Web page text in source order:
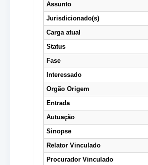
Assunto
Jurisdicionado(s)
Carga atual
Status
Fase
Interessado
Orgão Origem
Entrada
Autuação
Sinopse
Relator Vinculado
Procurador Vinculado